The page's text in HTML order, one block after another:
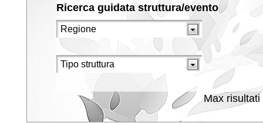
Ricerca guidata struttura/evento
Max risultati